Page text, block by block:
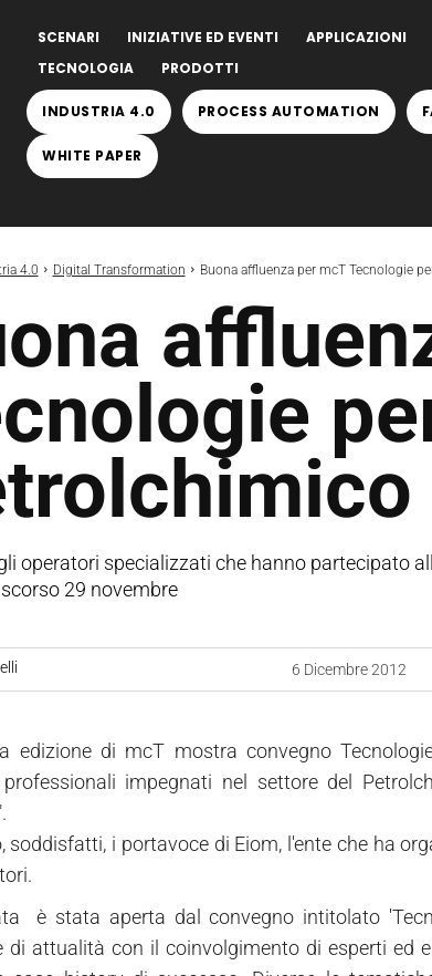
SCENARI INIZIATIVE ED EVENTI APPLICAZIONI
TECNOLOGIA
PRODOTTI
INDUSTRIA 4.0 PROCESS AUTOMATION
WHITE PAPER
4.0 Digital Transformation Buona affluenza per mcT Tecnologie
operatori specializzati che hanno partecipato
29 novembre
6 Dicembre 2012
edizione di mcT mostra convegno
impegnati nel settore del
soddisfatti, i portavoce di Eiom, l'ente che ha
è stata aperta dal convegno intitolato
di attualità con il coinvolgimento di esperti ed